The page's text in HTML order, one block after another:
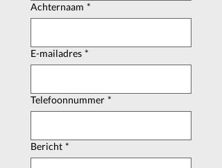
Achternaam *
E-mailadres *
Telefoonnummer *
Bericht *